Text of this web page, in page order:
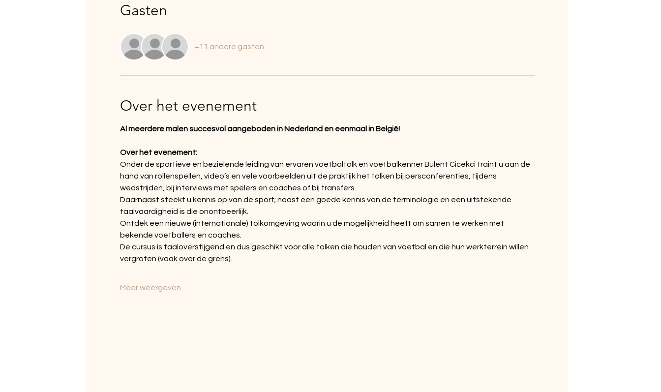
Gasten
+11 andere gasten
Over het evenement
Al meerdere malen succesvol aangeboden in Nederland en eenmaal in België!
Over het evenement:
Onder de sportieve en bezielende leiding van ervaren voetbaltolk en voetbalkenner Bülent Cicekci traint u aan de
hand van rollenspellen, video’s en vele voorbeelden uit de praktijk het tolken bij persconferenties, tijdens
wedstrijden, bij interviews met spelers en coaches of bij transfers.
Daarnaast steekt u kennis op van de sport; naast een goede kennis van de terminologie en een uitstekende
taalvaardigheid is die onontbeerlijk.
Ontdek een nieuwe (internationale) tolkomgeving waarin u de mogelijkheid heeft om samen te werken met
bekende voetballers en coaches.
De cursus is taaloverstijgend en dus geschikt voor alle tolken die houden van voetbal en die hun werkterrein willen
vergroten (vaak over de grens).
Meer weergeven